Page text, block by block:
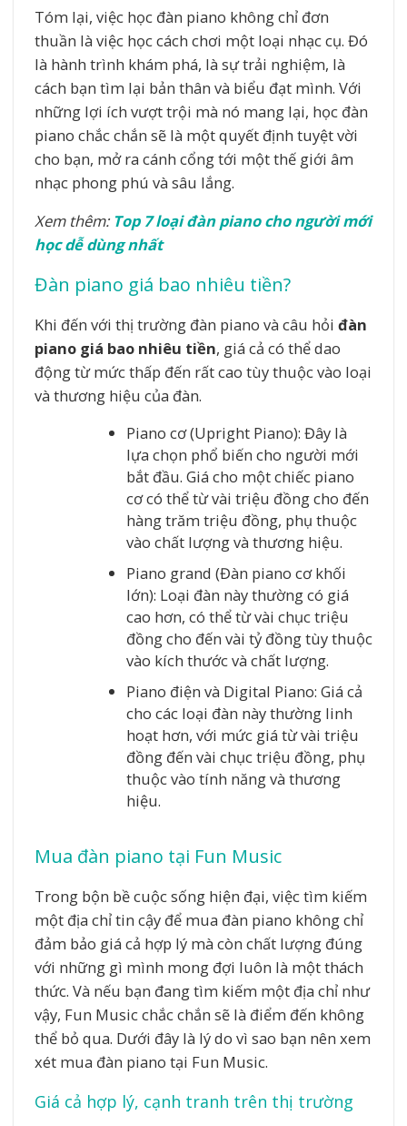
Tóm lại, việc học đàn piano không chỉ đơn
thuần là việc học cách chơi một loại nhạc cụ. Đó
là hành trình khám phá, là sự trải nghiệm, là
cách bạn tìm lại bản thân và biểu đạt mình. Với
những lợi ích vượt trội mà nó mang lại, học đàn
piano chắc chắn sẽ là một quyết định tuyệt vời
cho bạn, mở ra cánh cổng tới một thế giới âm
nhạc phong phú và sâu lắng.
Xem thêm: Top 7 loại đàn piano cho người mới
học dễ dùng nhất
Đàn piano giá bao nhiêu tiền?
Khi đến với thị trường đàn piano và câu hỏi đàn
piano giá bao nhiêu tiền, giá cả có thể dao
động từ mức thấp đến rất cao tùy thuộc vào loại
và thương hiệu của đàn.
Piano cơ (Upright Piano): Đây là
lựa chọn phổ biến cho người mới
bắt đầu. Giá cho một chiếc piano
cơ có thể từ vài triệu đồng cho đến
hàng trăm triệu đồng, phụ thuộc
vào chất lượng và thương hiệu.
Piano grand (Đàn piano cơ khối
lớn): Loại đàn này thường có giá
cao hơn, có thể từ vài chục triệu
đồng cho đến vài tỷ đồng tùy thuộc
vào kích thước và chất lượng.
Piano điện và Digital Piano: Giá cả
cho các loại đàn này thường linh
hoạt hơn, với mức giá từ vài triệu
đồng đến vài chục triệu đồng, phụ
thuộc vào tính năng và thương
hiệu.
Mua đàn piano tại Fun Music
Trong bộn bề cuộc sống hiện đại, việc tìm kiếm
một địa chỉ tin cậy để mua đàn piano không chỉ
đảm bảo giá cả hợp lý mà còn chất lượng đúng
với những gì mình mong đợi luôn là một thách
thức. Và nếu bạn đang tìm kiếm một địa chỉ như
vậy, Fun Music chắc chắn sẽ là điểm đến không
thể bỏ qua. Dưới đây là lý do vì sao bạn nên xem
xét mua đàn piano tại Fun Music.
Giá cả hợp lý, cạnh tranh trên thị trường